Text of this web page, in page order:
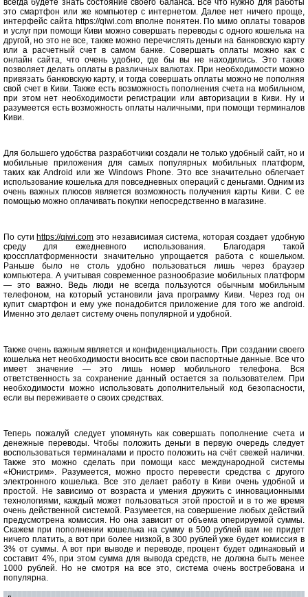
всегда будете знать состояние своего баланса. Все что нужно для работы
это смартфон или же компьютер с интернетом. Далее нет ничего проще,
интерфейс сайта https://qiwi.com вполне понятен. По мимо оплаты товаров
и услуг при помощи Киви можно совершать переводы с одного кошелька на
другой, но это не все, также можно перечислять деньги на банковскую карту
или а расчетный счет в самом банке. Совершать оплаты можно как с
онлайн сайта, что очень удобно, где бы вы не находились. Это также
позволяет делать оплаты в различных валютах. При необходимости можно
привязать банковскую карту, и тогда совершать оплаты можно не пополняя
свой счет в Киви. Также есть возможность пополнения счета на мобильном,
при этом нет необходимости регистрации или авторизации в Киви. Ну и
разумеется есть возможность оплаты наличными, при помощи терминалов
Киви.
Для большего удобства разработчики создали не только удобный сайт, но и
мобильные приложения для самых популярных мобильных платформ,
таких как Android или же Windows Phone. Это все значительно облегчает
использование кошелька для повседневных операций с деньгами. Одним из
очень важных плюсов является возможность получения карты Киви. С ее
помощью можно оплачивать покупки непосредственно в магазине.
По сути https://qiwi.com это независимая система, которая создает удобную
среду для ежедневного использования. Благодаря такой
кроссплатформенности значительно упрощается работа с кошельком.
Раньше было не столь удобно пользоваться лишь через браузер
компьютера. А учитывая современное разнообразие мобильных платформ
— это важно. Ведь люди не всегда пользуются обычным мобильным
телефоном, на который установили java программу Киви. Через год он
купит смартфон и ему уже понадобится приложение для того же android.
Именно это делает систему очень популярной и удобной.
Также очень важным является и конфиденциальность. При создании своего
кошелька нет необходимости вносить все свои паспортные данные. Все что
имеет значение — это лишь номер мобильного телефона. Вся
ответственность за сохранение данный остается за пользователем. При
необходимости можно использовать дополнительный код безопасности,
если вы переживаете о своих средствах.
Теперь пожалуй следует упомянуть как совершать пополнение счета и
денежные переводы. Чтобы положить деньги в первую очередь следует
воспользоваться терминалами и просто положить на счёт свежей налички.
Также это можно сделать при помощи касс международной системы
«Юнистрим». Разумеется, можно просто перевести средства с другого
электронного кошелька. Все это делает работу в Киви очень удобной и
простой. Не зависимо от возраста и умения дружить с инновационными
технологиями, каждый может пользоваться этой простой и в то же время
очень действенной системой. Разумеется, на совершение любых действий
предусмотрена комиссия. Но она зависит от объема оперируемой суммы.
Скажем при пополнении кошелька на сумму в 500 рублей вам не придет
ничего платить, а вот при более низкой, в 300 рублей уже будет комиссия в
3% от суммы. А вот при выводе и переводе, процент будет одинаковый и
составит 4%, при этом сумма для вывода средств, не должна быть менее
1000 рублей. Но не смотря на все это, система очень востребована и
популярна.